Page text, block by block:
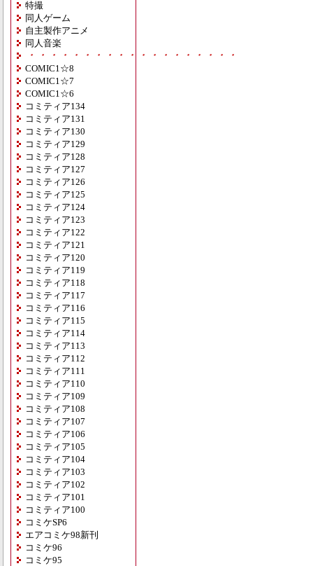
特撮
同人ゲーム
自主製作アニメ
同人音楽
・・・・・・・・・・・・・・・・・・・
COMIC1☆8
COMIC1☆7
COMIC1☆6
コミティア134
コミティア131
コミティア130
コミティア129
コミティア128
コミティア127
コミティア126
コミティア125
コミティア124
コミティア123
コミティア122
コミティア121
コミティア120
コミティア119
コミティア118
コミティア117
コミティア116
コミティア115
コミティア114
コミティア113
コミティア112
コミティア111
コミティア110
コミティア109
コミティア108
コミティア107
コミティア106
コミティア105
コミティア104
コミティア103
コミティア102
コミティア101
コミティア100
コミケSP6
エアコミケ98新刊
コミケ96
コミケ95